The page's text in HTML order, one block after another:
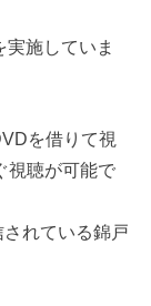
実施していま
を借りて視
視聴が可能で
れている錦戸